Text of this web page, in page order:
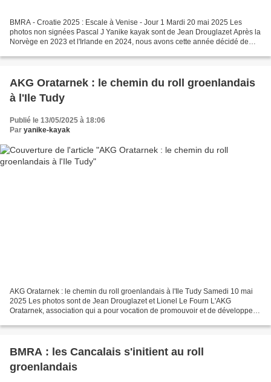
BMRA - Croatie 2025 : Escale à Venise - Jour 1 Mardi 20 mai 2025 Les
photos non signées Pascal J Yanike kayak sont de Jean Drouglazet Après la
Norvège en 2023 et l'Irlande en 2024, nous avons cette année décidé de
AKG Oratarnek : le chemin du roll groenlandais
à l'Ile Tudy
Publié le 13/05/2025 à 18:06
Par yanike-kayak
AKG Oratarnek : le chemin du roll groenlandais à l'Ile Tudy Samedi 10 mai
2025 Les photos sont de Jean Drouglazet et Lionel Le Fourn L'AKG
Oratarnek, association qui a pour vocation de promouvoir et de développer
BMRA : les Cancalais s'initient au roll
groenlandais